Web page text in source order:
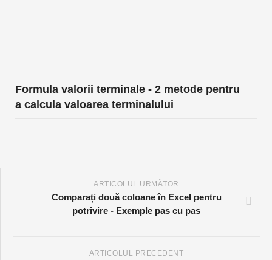
Formula valorii terminale - 2 metode pentru
a calcula valoarea terminalului
ARTICOLUL URMĂTOR
Comparați două coloane în Excel pentru
potrivire - Exemple pas cu pas
ARTICOLUL PRECEDENT